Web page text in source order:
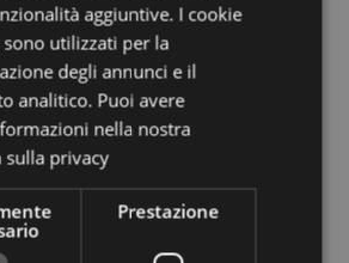
6.5cm Larghezza 7cm Profondità 7cm
192
aggiuntive. I cookie
utilizzati per la
degli annunci e il
analitico. Puoi avere
nella nostra
privacy
Prestazione